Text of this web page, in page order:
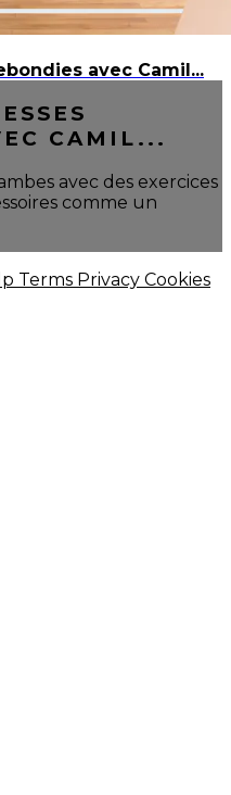
avec Camil...
CAMIL...
avec des exercices
comme un
Terms Privacy Cookies